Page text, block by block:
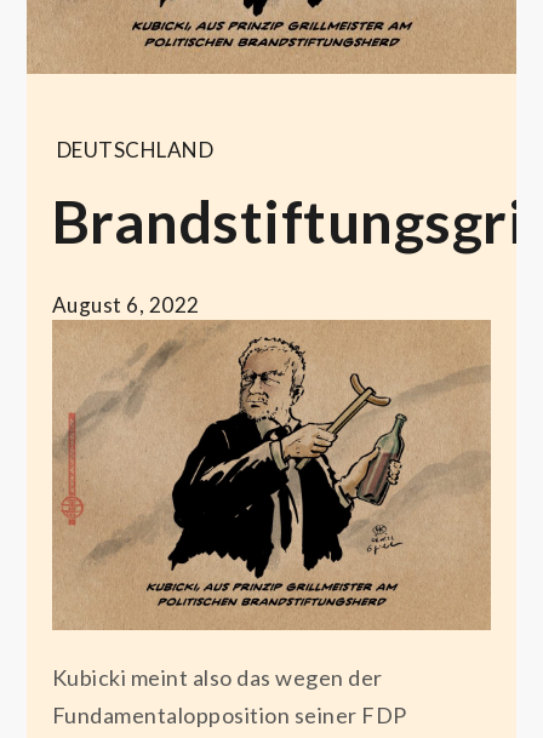
DEUTSCHLAND
August 6, 2022
Kubicki meint also das wegen der
Fundamentalopposition seiner FDP